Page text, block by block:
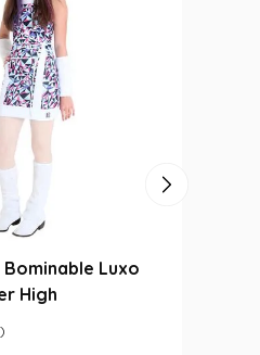
Infantil Branca
Coloridas